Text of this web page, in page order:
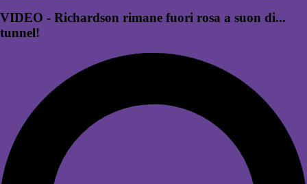
VIDEO - Richardson rimane fuori rosa a suon di...
tunnel!